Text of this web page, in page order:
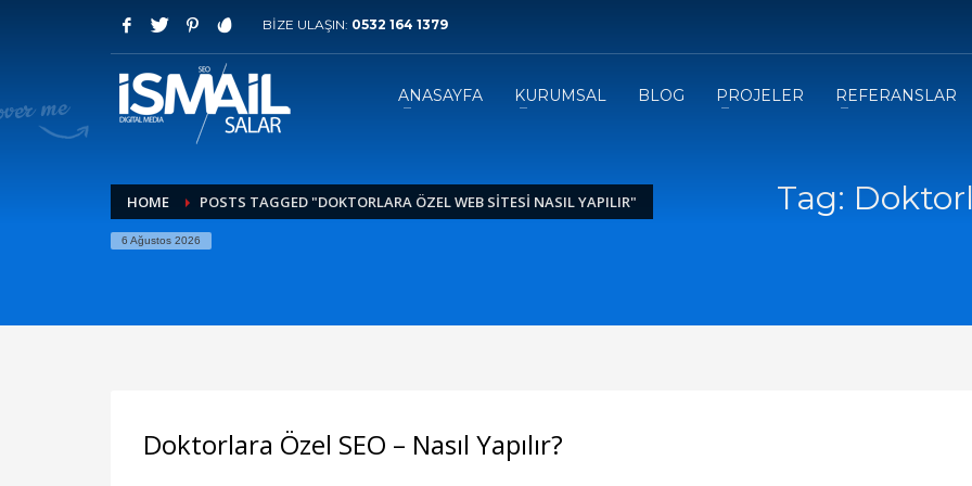
HOW TO SHOP
1 Login or create new account.
If you still have problems, please let us know, by sending an email to support@website.com . Thank you!
BİZE ULAŞIN: 0532 164 1379
ANASAYFA KURUMSAL BLOG PROJELER REFERANSLAR
HOME POSTS TAGGED "DOKTORLARA ÖZEL WEB SITESI NASIL YAPILIR"
6 Ağustos 2026
Tag:
Doktorlara Özel SEO – Nasıl Yapılır?